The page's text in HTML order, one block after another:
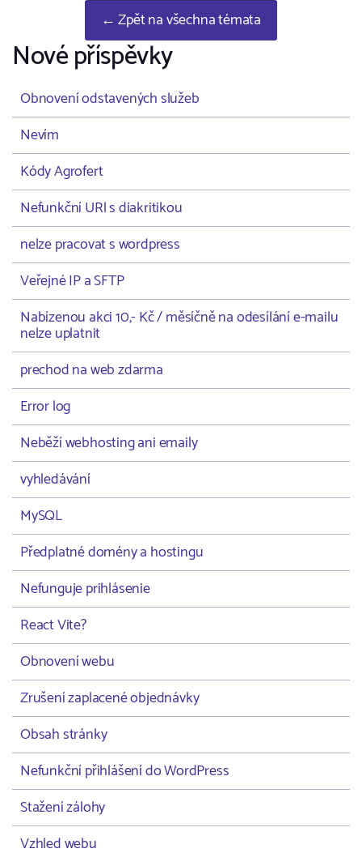
← Zpět na všechna témata
Nové příspěvky
Obnovení odstavených služeb
Nevím
Kódy Agrofert
Nefunkční URl s diakritikou
nelze pracovat s wordpress
Veřejné IP a SFTP
Nabízenou akci 10,- Kč / měsíčně na odesílání e-mailu
nelze uplatnit
prechod na web zdarma
Error log
Neběží webhosting ani emaily
vyhledávání
MySQL
Předplatné domény a hostingu
Nefunguje prihlásenie
React Vite?
Obnovení webu
Zrušení zaplacené objednávky
Obsah stránky
Nefunkční přihlášení do WordPress
Stažení zálohy
Vzhled webu